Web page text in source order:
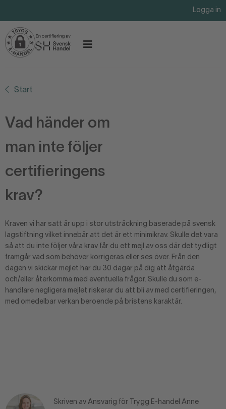
Logga in
Start
Vad händer om
man inte följer
certifieringens
krav?
Kraven vi har satt är upp i stor utsträckning baserade på svensk
lagstiftning vilket innebär att det är ett minimikrav. Skulle det vara
så att du inte följer våra krav får du ett mejl av oss där det tydligt
framgår vad som behöver korrigeras eller ses över. Från den
dagen vi skickar mejlet har du 30 dagar på dig att åtgärda
och/eller återkomma med eventuella frågor. Skulle du som e-
handlare negligera mejlet riskerar du att bli av med certifieringen,
med omedelbar verkan beroende på bristens karaktär.
Skriven av Ansvarig för Trygg E-handel Anne